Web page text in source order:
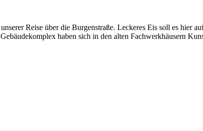
Reise über die Burgenstraße. Leckeres Eis soll es hier
haben sich in den alten Fachwerkhäusern